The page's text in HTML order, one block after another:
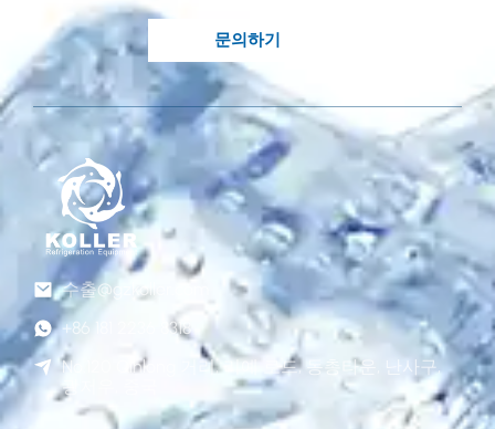
문의하기
수출@gzkoller.com
+86 181 2236 8318
No.120 Qinlong 거리, 리예 로드, 동총타운, 난사구,
광저우, 중국